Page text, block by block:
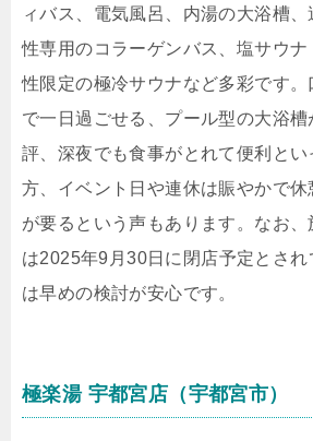
ィバス、電気風呂、内湯の大浴槽
性専用のコラーゲンバス、塩サウナ
性限定の極冷サウナなど多彩です
で一日過ごせる、プール型の大浴
評、深夜でも食事がとれて便利とい
方、イベント日や連休は賑やかで休
が要るという声もあります。なお
は2025年9月30日に閉店予定とさ
は早めの検討が安心です。
極楽湯 宇都宮店（宇都宮市）